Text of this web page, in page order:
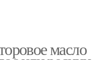
масло